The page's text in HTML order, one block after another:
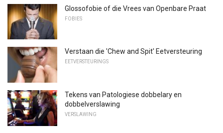
Glossofobie of die Vrees van Openbare Praat
FOBIES
Verstaan ​​die 'Chew and Spit' Eetversteuring
EETVERSTEURINGS
Tekens van Patologiese dobbelary en
dobbelverslawing
VERSLAWING